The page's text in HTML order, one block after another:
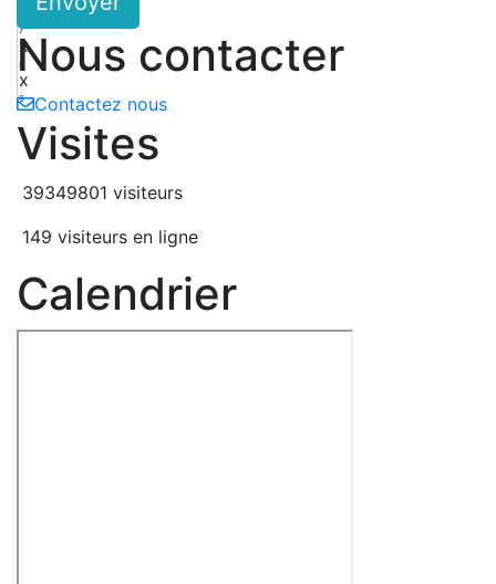
7
x
8
x
9
Nous contacter
Contactez nous
Visites
39349801 visiteurs
149 visiteurs en ligne
Calendrier